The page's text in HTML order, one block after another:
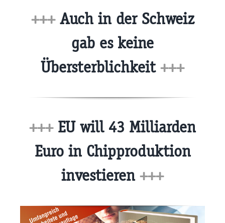
+++Auch in der Schweiz
gab es keine
Übersterblichkeit +++
+++EU will 43 Milliarden
Euro in Chipproduktion
investieren +++